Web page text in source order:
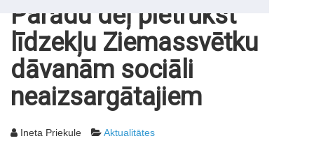
Parādu dēļ pietrūkst
līdzekļu Ziemassvētku
dāvanām sociāli
neaizsargātajiem
Ineta Priekule Aktualitātes